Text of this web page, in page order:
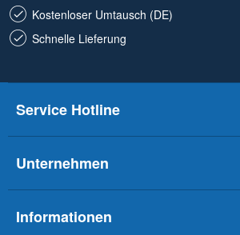
Kostenloser Umtausch (DE)
Schnelle Lieferung
Service Hotline
Unternehmen
Informationen